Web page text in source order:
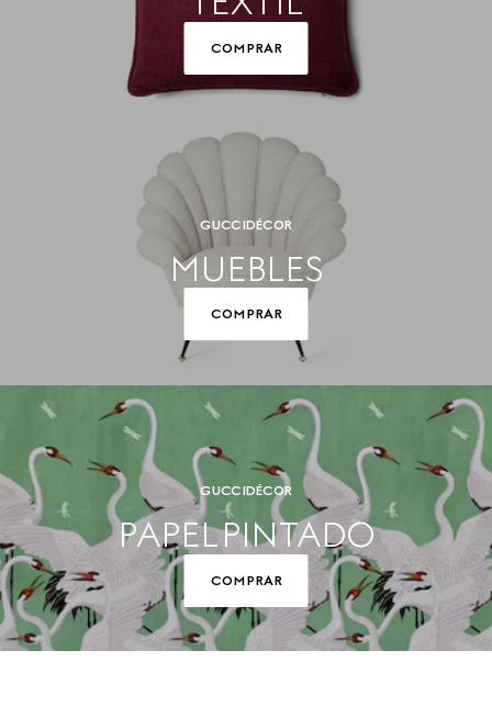
COMPRAR
GUCCI DÉCOR
MUEBLES
COMPRAR
GUCCI DÉCOR
PAPEL PINTADO
COMPRAR